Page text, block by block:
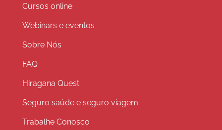
Cursos online
Webinars e eventos
Sobre Nós
FAQ
Hiragana Quest
Seguro saúde e seguro viagem
Trabalhe Conosco